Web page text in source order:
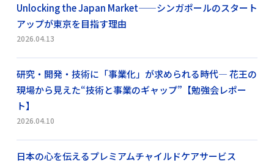
Unlocking the Japan Market——シンガポールのスタート
アップが東京を目指す理由
2026.04.13
研究・開発・技術に「事業化」が求められる時代― 花王の
現場から見えた“技術と事業のギャップ”【勉強会レポー
ト】
2026.04.10
日本の心を伝えるプレミアムチャイルドケアサービス